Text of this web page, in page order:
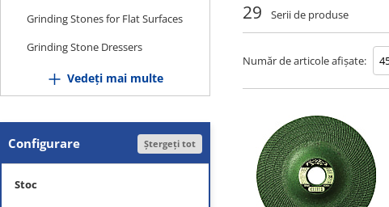
Grinding Stones for Flat Surfaces
Grinding Stone Dressers
Disks
Belt Polishing Materials
Grinding Stones with Shafts
DIA/CBN Bars
Vedeți mai multe
Configurare Ștergeți tot
Stoc
29 Serii de produse
Număr de articole afișate: